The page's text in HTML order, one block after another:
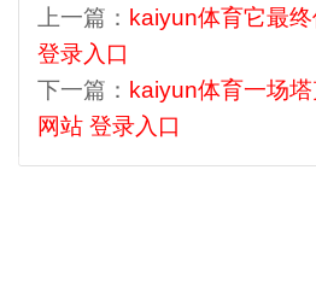
上一篇： kaiyun体育它最
登录入口
下一篇： kaiyun体育一场
网站 登录入口